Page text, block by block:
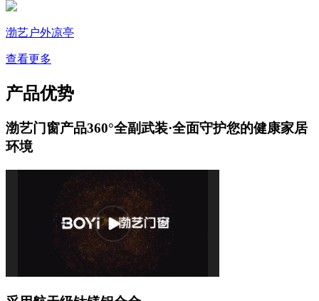
渤艺户外凉亭
查看更多
产品优势
渤艺门窗产品360°全副武装·全面守护您的健康家居
环境